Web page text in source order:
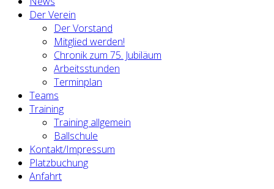
Der Verein
Der Vorstand
Mitglied werden!
Chronik zum 75. Jubiläum
Arbeitsstunden
Terminplan
Teams
Training
Training allgemein
Ballschule
Kontakt/Impressum
Platzbuchung
Anfahrt